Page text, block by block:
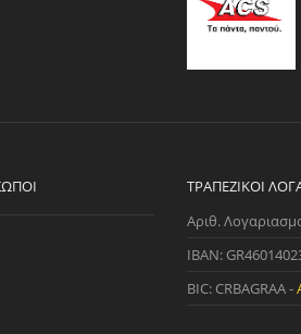
ΤΡΑΠΕΖΙΚΟΊ
Αριθ.
IBAN:
BIC: CRBAGRAA -